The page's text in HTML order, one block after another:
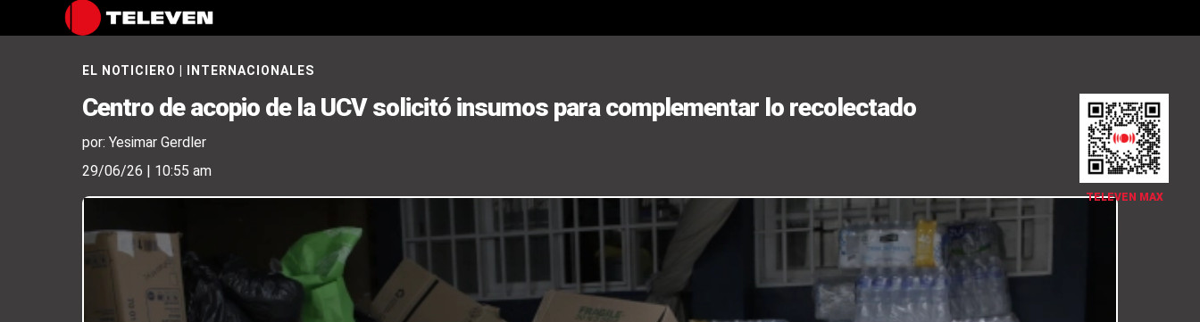
TELEVEN MAX
EL NOTICIERO INTERNACIONALES
Centro de acopio de la UCV solicitó insumos para complementar lo recolectado
por: Yesimar Gerdler
29/06/26 | 10:55 am